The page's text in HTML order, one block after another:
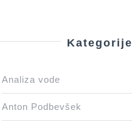
Kategorije
Analiza vode
Anton Podbevšek